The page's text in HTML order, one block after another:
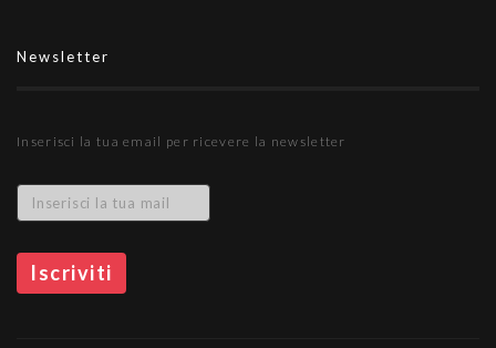
Newsletter
Inserisci la tua email per ricevere la newsletter